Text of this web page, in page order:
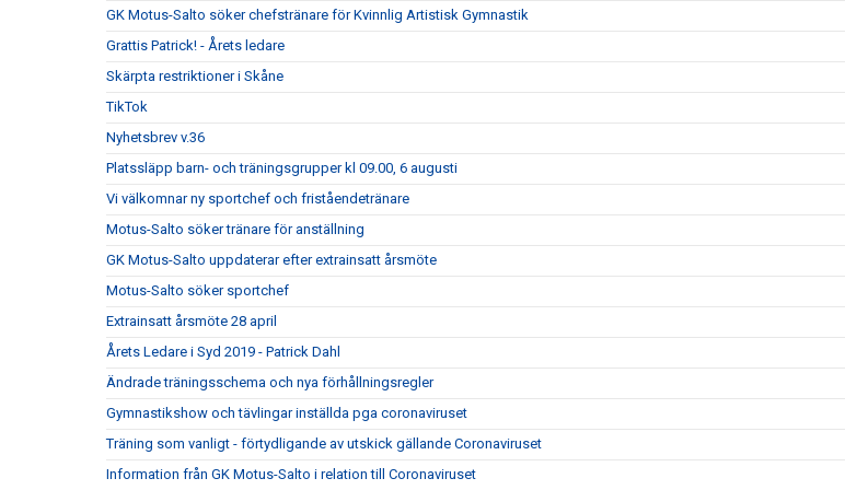
GK Motus-Salto söker chefstränare för Kvinnlig Artistisk Gymnastik
Grattis Patrick! - Årets ledare
Skärpta restriktioner i Skåne
TikTok
Nyhetsbrev v.36
Platssläpp barn- och träningsgrupper kl 09.00, 6 augusti
Vi välkomnar ny sportchef och friståendetränare
Motus-Salto söker tränare för anställning
GK Motus-Salto uppdaterar efter extrainsatt årsmöte
Motus-Salto söker sportchef
Extrainsatt årsmöte 28 april
Årets Ledare i Syd 2019 - Patrick Dahl
Ändrade träningsschema och nya förhållningsregler
Gymnastikshow och tävlingar inställda pga coronaviruset
Träning som vanligt - förtydligande av utskick gällande Coronaviruset
Information från GK Motus-Salto i relation till Coronaviruset